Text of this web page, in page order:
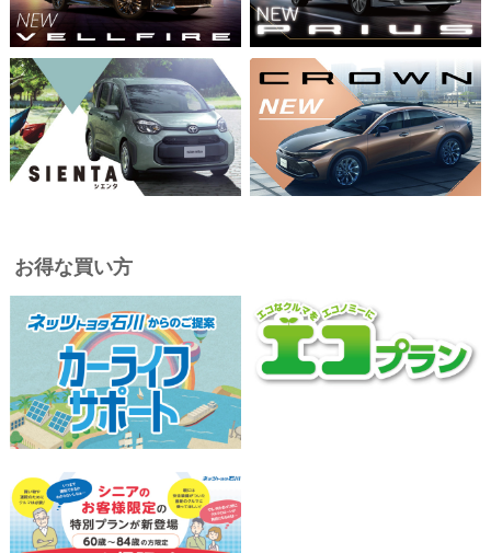
お得な買い方